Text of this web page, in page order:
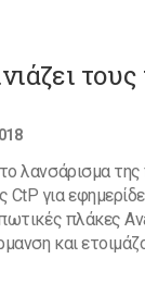
τους
λανσάρισμα
για
πλάκες
και